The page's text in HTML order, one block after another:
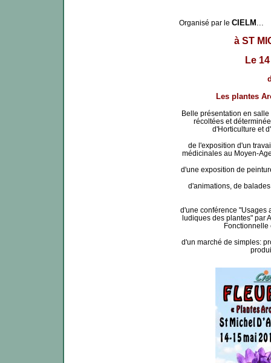
Organisé par le CIELM ...
à ST
Le
Les plantes
Belle présentation en
récoltées et
d'Horticulture et
de l'exposition d'un
médicinales au Moyen-
d'une exposition de
d'animations, de
d'une conférence "Usages
ludiques des plantes" par
Fonctionnelle
d'un marché de simples: